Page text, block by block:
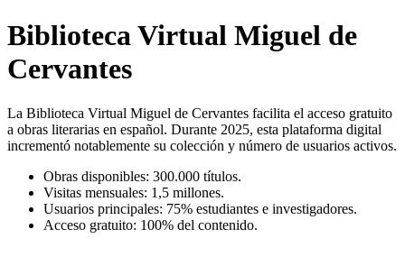
Biblioteca Virtual Miguel de
Cervantes
La Biblioteca Virtual Miguel de Cervantes facilita el acceso gratuito
a obras literarias en español. Durante 2025, esta plataforma digital
incrementó notablemente su colección y número de usuarios activos.
Obras disponibles: 300.000 títulos.
Visitas mensuales: 1,5 millones.
Usuarios principales: 75% estudiantes e investigadores.
Acceso gratuito: 100% del contenido.